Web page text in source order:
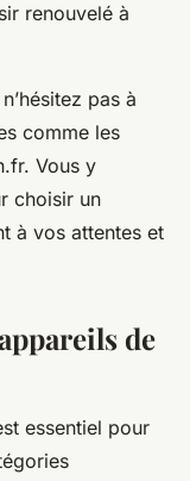
renouvelé à
pas à
comme les
Vous y
choisir un
à vos attentes et
de
essentiel pour